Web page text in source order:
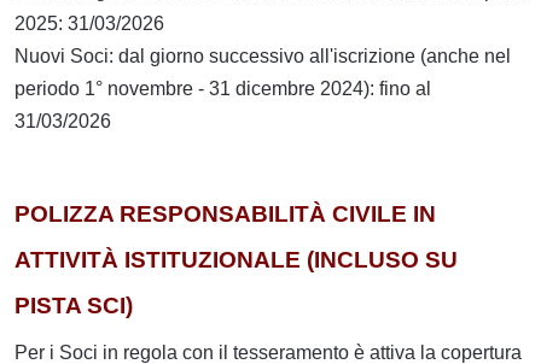
2025: 31/03/2026
Nuovi Soci: dal giorno successivo all'iscrizione (anche nel
periodo 1° novembre - 31 dicembre 2024): fino al
31/03/2026
POLIZZA RESPONSABILITÀ CIVILE IN
ATTIVITÀ ISTITUZIONALE (INCLUSO SU
PISTA SCI)
Per i Soci in regola con il tesseramento è attiva la copertura